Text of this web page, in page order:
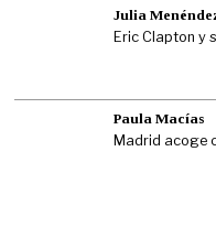
Julia
Eric Clapton y
Paula Macías
Madrid acoge